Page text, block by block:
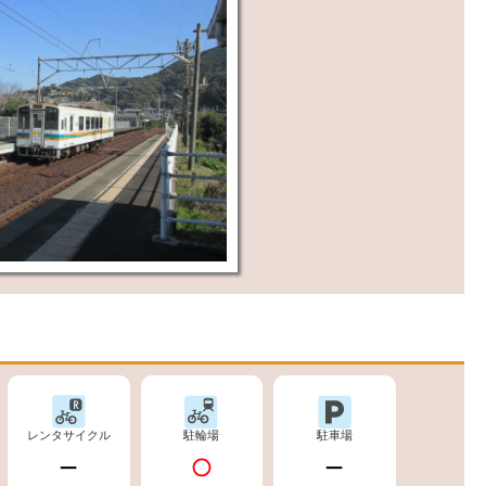
レンタサイクル 駐輪場 駐車場